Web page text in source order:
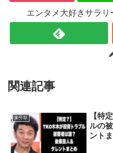
エンタメ大好きサラ
関連記事
未分類
【特
ルの
ント